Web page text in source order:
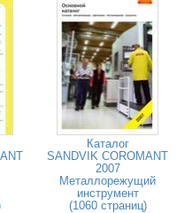
Каталог
SANDVIK COROMANT
2007
Металлорежущий
инструмент
(1060 страниц)